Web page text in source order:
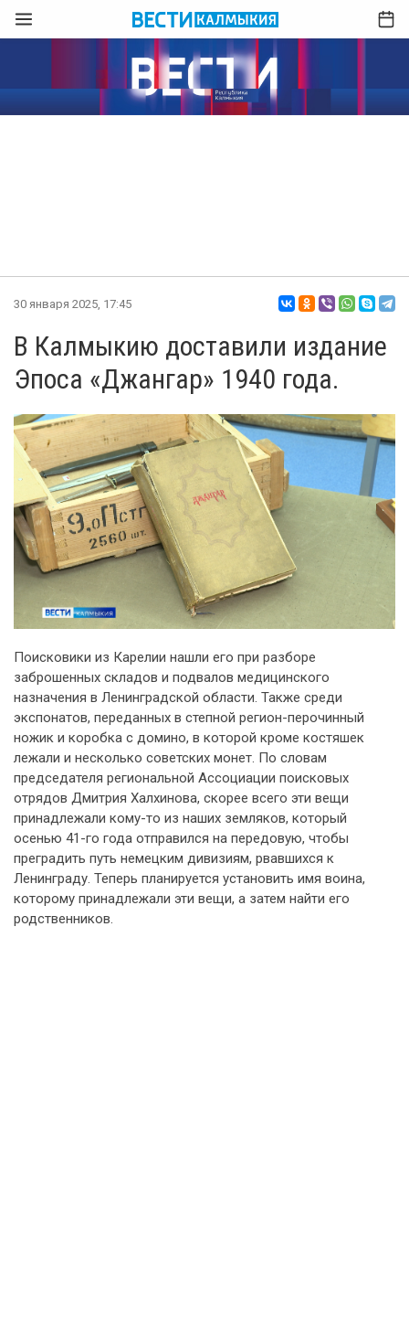
30 января 2025, 17:45
В Калмыкию доставили издание
Эпоса «Джангар» 1940 года.
Поисковики из Карелии нашли его при разборе
заброшенных складов и подвалов медицинского
назначения в Ленинградской области. Также среди
экспонатов, переданных в степной регион-перочинный
ножик и коробка с домино, в которой кроме костяшек
лежали и несколько советских монет. По словам
председателя региональной Ассоциации поисковых
отрядов Дмитрия Халхинова, скорее всего эти вещи
принадлежали кому-то из наших земляков, который
осенью 41-го года отправился на передовую, чтобы
преградить путь немецким дивизиям, рвавшихся к
Ленинграду. Теперь планируется установить имя воина,
которому принадлежали эти вещи, а затем найти его
родственников.